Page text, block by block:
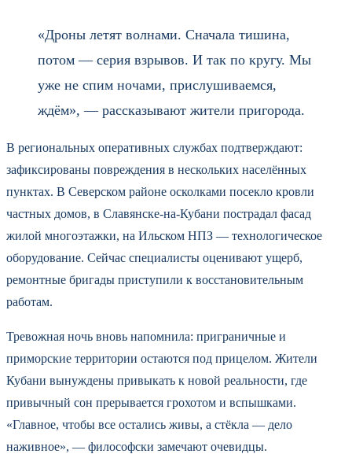
«Дроны летят волнами. Сначала тишина,
потом — серия взрывов. И так по кругу. Мы
уже не спим ночами, прислушиваемся,
ждём», — рассказывают жители пригорода.
В региональных оперативных службах подтверждают:
зафиксированы повреждения в нескольких населённых
пунктах. В Северском районе осколками посекло кровли
частных домов, в Славянске-на-Кубани пострадал фасад
жилой многоэтажки, на Ильском НПЗ — технологическое
оборудование. Сейчас специалисты оценивают ущерб,
ремонтные бригады приступили к восстановительным
работам.
Тревожная ночь вновь напомнила: приграничные и
приморские территории остаются под прицелом. Жители
Кубани вынуждены привыкать к новой реальности, где
привычный сон прерывается грохотом и вспышками.
«Главное, чтобы все остались живы, а стёкла — дело
наживное», — философски замечают очевидцы.